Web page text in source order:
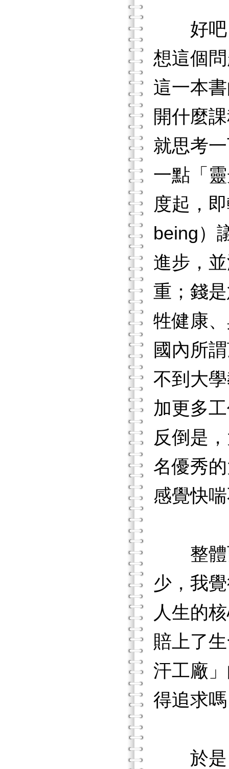
好吧！
想這個
這一本
開什麼
就思考
一點「
度起，
being
進步，
重；錢
牲健康
國內所
不到大
加更多
反倒是
名優秀
感覺快
整體而
少，我
人生的
賠上了
汗工廠
得追求
於是，